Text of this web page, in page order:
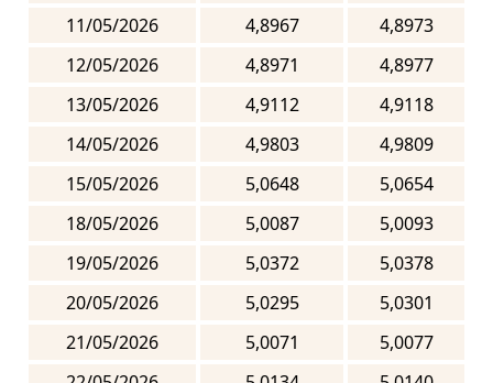
11/05/2026
4,8967
4,8973
12/05/2026
4,8971
4,8977
13/05/2026
4,9112
4,9118
14/05/2026
4,9803
4,9809
15/05/2026
5,0648
5,0654
18/05/2026
5,0087
5,0093
19/05/2026
5,0372
5,0378
20/05/2026
5,0295
5,0301
21/05/2026
5,0071
5,0077